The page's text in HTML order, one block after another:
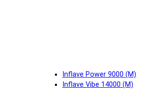
Inflave Power 9000 (М)
Inflave Vibe 14000 (М)